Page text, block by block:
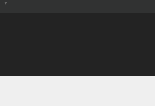
▼